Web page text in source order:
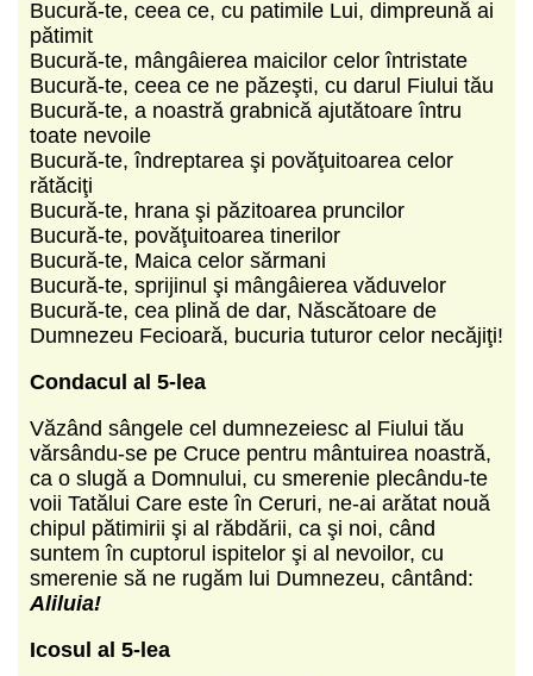
Bucură-te, ceea ce, cu patimile Lui, dimpreună ai
pătimit
Bucură-te, mângâierea maicilor celor întristate
Bucură-te, ceea ce ne păzeşti, cu darul Fiului tău
Bucură-te, a noastră grabnică ajutătoare întru
toate nevoile
Bucură-te, îndreptarea şi povăţuitoarea celor
rătăciţi
Bucură-te, hrana şi păzitoarea pruncilor
Bucură-te, povăţuitoarea tinerilor
Bucură-te, Maica celor sărmani
Bucură-te, sprijinul şi mângâierea văduvelor
Bucură-te, cea plină de dar, Născătoare de
Dumnezeu Fecioară, bucuria tuturor celor necăjiţi!
Condacul al 5-lea
Văzând sângele cel dumnezeiesc al Fiului tău
vărsându-se pe Cruce pentru mântuirea noastră,
ca o slugă a Domnului, cu smerenie plecându-te
voii Tatălui Care este în Ceruri, ne-ai arătat nouă
chipul pătimirii şi al răbdării, ca şi noi, când
suntem în cuptorul ispitelor şi al nevoilor, cu
smerenie să ne rugăm lui Dumnezeu, cântând:
Aliluia!
Icosul al 5-lea